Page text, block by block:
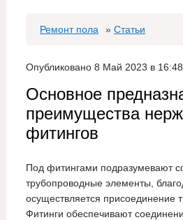
Ремонт пола » Статьи
Опубликовано 8 Май 2023 в 16:48
Основное
преимущества
фитингов
Под фитингами подразумевают
трубопроводные элементы,
осуществляется присоединение
Фитинги обеспечивают